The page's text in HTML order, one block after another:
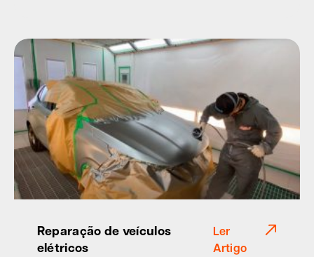
Reparação de veículos
elétricos
Ler
Artigo